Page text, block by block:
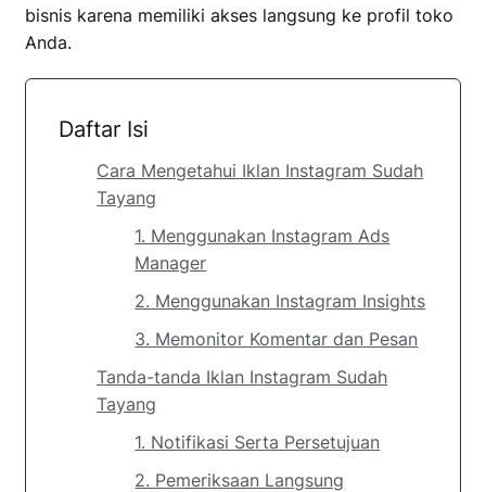
bisnis karena memiliki akses langsung ke profil toko
Anda.
Daftar Isi
Cara Mengetahui Iklan Instagram Sudah
Tayang
1. Menggunakan Instagram Ads
Manager
2. Menggunakan Instagram Insights
3. Memonitor Komentar dan Pesan
Tanda-tanda Iklan Instagram Sudah
Tayang
1. Notifikasi Serta Persetujuan
2. Pemeriksaan Langsung